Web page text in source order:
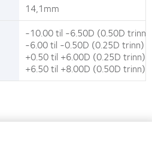
14,1mm
-10.00 til -6.50D (0.50D trinn)
-6.00 til -0.50D (0.25D trinn)
+0.50 til +6.00D (0.25D trinn)
+6.50 til +8.00D (0.50D trinn)